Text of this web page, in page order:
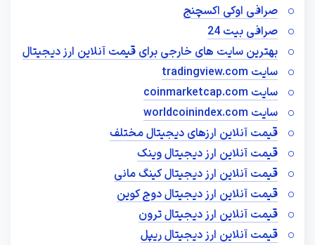
صرافی اوکی اکسچنج
صرافی بیت 24
بهترین سایت های خارجی برای قیمت آنلاین ارز دیجیتال
سایت tradingview.com
سایت coinmarketcap.com
سایت worldcoinindex.com
قیمت آنلاین ارزهای دیجیتال مختلف
قیمت آنلاین ارز دیجیتال وینک
قیمت آنلاین ارز دیجیتال کینگ مانی
قیمت آنلاین ارز دیجیتال دوج کوین
قیمت آنلاین ارز دیجیتال ترون
قیمت آنلاین ارز دیجیتال ریپل